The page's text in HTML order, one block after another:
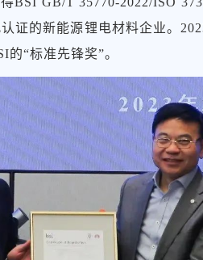
证的新能源锂电材料企业。
“标准先锋奖”。